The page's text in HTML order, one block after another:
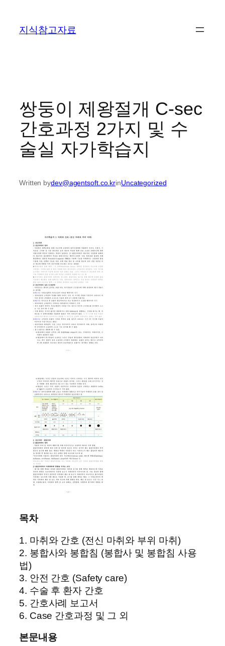
지식참고자료
쌍둥이 제왕절개 C-sec
간호과정 2가지 및 수
술실 자가학습지
Written bydev@agentsoft.co.krinUncategorized
목차
1. 마취와 간호 (전신 마취와 부위 마취)
2. 봉합사와 봉합침 (봉합사 및 봉합침 사용
법)
3. 안전 간호 (Safety care)
4. 수술 후 환자 간호
5. 간호사례 보고서
6. Case 간호과정 및 그 외
본문내용